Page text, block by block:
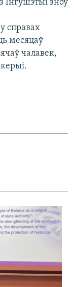
Інгушэтыі зноў
справах
месяцаў
чалавек,